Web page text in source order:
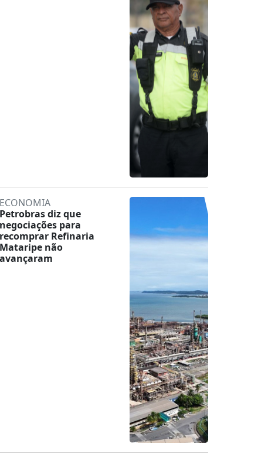
ECONOMIA
Petrobras diz que
negociações para
recomprar Refinaria
Mataripe não
avançaram